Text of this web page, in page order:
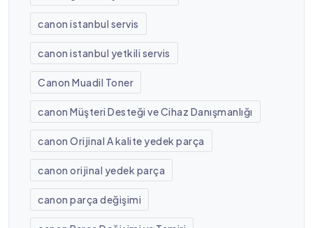
canon istanbul servis
canon istanbul yetkili servis
Canon Muadil Toner
canon Müşteri Desteği ve Cihaz Danışmanlığı
canon Orijinal A kalite yedek parça
canon orijinal yedek parça
canon parça değişimi